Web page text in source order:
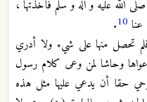
الله عليه و آله و سلم فأخذتها ،
10
.
تحصل منها على شيء ولا أدري
وحاشا لمن وعى كلام رسول
حقا أن يدعي عليها مثلهذه